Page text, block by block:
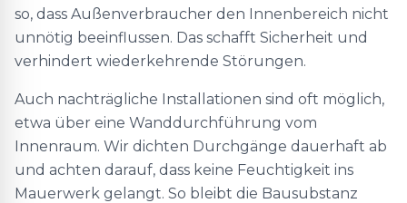
so, dass Außenverbraucher den Innenbereich nicht
unnötig beeinflussen. Das schafft Sicherheit und
verhindert wiederkehrende Störungen.
Auch nachträgliche Installationen sind oft möglich,
etwa über eine Wanddurchführung vom
Innenraum. Wir dichten Durchgänge dauerhaft ab
und achten darauf, dass keine Feuchtigkeit ins
Mauerwerk gelangt. So bleibt die Bausubstanz